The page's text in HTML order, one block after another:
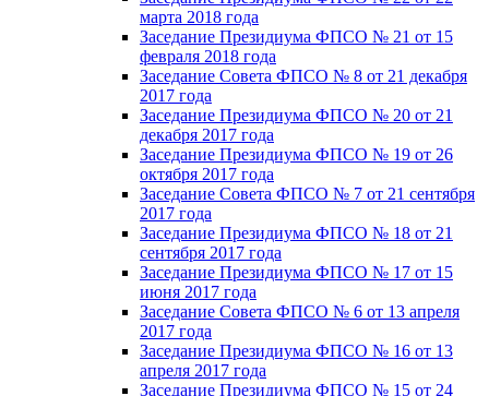
марта 2018 года
Заседание Президиума ФПСО № 21 от 15
февраля 2018 года
Заседание Совета ФПСО № 8 от 21 декабря
2017 года
Заседание Президиума ФПСО № 20 от 21
декабря 2017 года
Заседание Президиума ФПСО № 19 от 26
октября 2017 года
Заседание Совета ФПСО № 7 от 21 сентября
2017 года
Заседание Президиума ФПСО № 18 от 21
сентября 2017 года
Заседание Президиума ФПСО № 17 от 15
июня 2017 года
Заседание Совета ФПСО № 6 от 13 апреля
2017 года
Заседание Президиума ФПСО № 16 от 13
апреля 2017 года
Заседание Президиума ФПСО № 15 от 24